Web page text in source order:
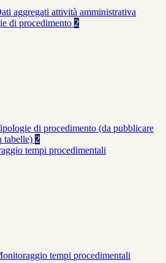
aggregati attività amministrativa
di procedimento 2
di procedimento (da pubblicare
tabelle) 2
tempi procedimentali
tempi procedimentali